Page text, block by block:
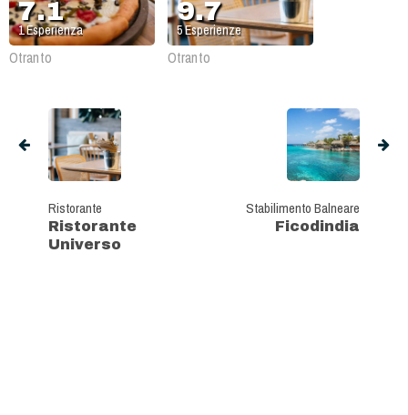
7.1
1Esperienza
Otranto
9.7
5Esperienze
Otranto
Ristorante
Ristorante
Universo
Stabilimento Balneare
Ficodindia